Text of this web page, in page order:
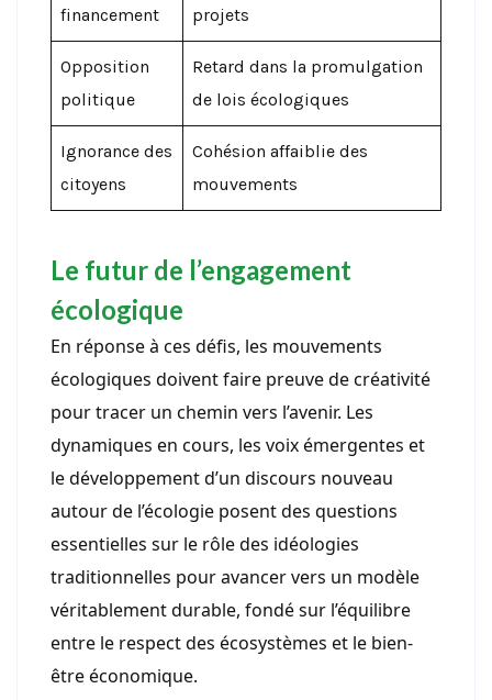
financement projets
Opposition
politique
Retard dans la promulgation
de lois écologiques
Ignorance des
citoyens
Cohésion affaiblie des
mouvements
Le futur de l’engagement
écologique
En réponse à ces défis, les mouvements
écologiques doivent faire preuve de créativité
pour tracer un chemin vers l’avenir. Les
dynamiques en cours, les voix émergentes et
le développement d’un discours nouveau
autour de l’écologie posent des questions
essentielles sur le rôle des idéologies
traditionnelles pour avancer vers un modèle
véritablement durable, fondé sur l’équilibre
entre le respect des écosystèmes et le bien-
être économique.